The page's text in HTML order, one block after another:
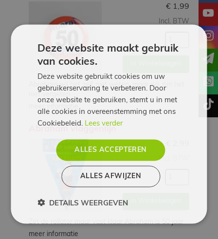
€ 1,99
Incl. BTW
Abraham wil het zelf niet weten, maar wij zijn het
meer informatie
Incl. BTW
Zet de rollator maar vast klaar Abraham is 50 jaar
meer informatie
Deze website maakt gebruik
van cookies.
Deze website gebruikt cookies om uw
gebruikerservaring te verbeteren. Door
onze website te gebruiken, stemt u in met
alle cookies in overeenstemming met ons
Cookiebeleid. Lees verder
ALLES ACCEPTEREN
ALLES AFWIJZEN
DETAILS WEERGEVEN